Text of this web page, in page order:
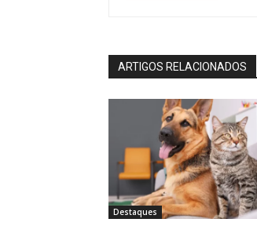
ARTIGOS RELACIONADOS
Destaques